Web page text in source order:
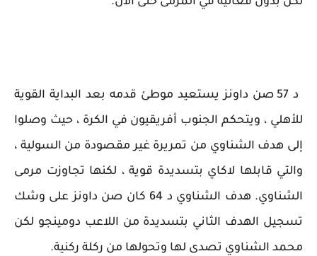
د 57 صن داونز يستعيد موطئ قدمه بعد البداية القوية
للأهلي ، ويتحكم الجنوب أفريقيون في الكرة ، حيث وصلوا
إلى هدف الشناوي من تمريرة غير مقصودة من السولية ،
والتي قابلها لاكاي بتسديدة قوية ، لكنها تجاوزت مرمى
الشناوي. هدف الشناوي د 64 كان صن داونز على وشك
تسجيل الهدف الثاني بتسديدة من اللاعب دومينجو لكن
محمد الشناوي تصدى لها وتحولها من ركلة ركنية.